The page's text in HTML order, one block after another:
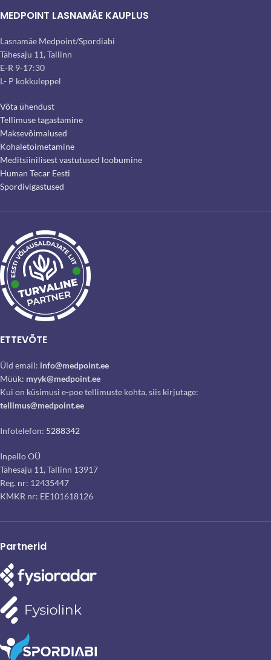
MEDPOINT LASNAMÄE KAUPLUS
Lasnamäe Medpoint/Spordiabi
Tähesaju 11, Tallinn
E-R 9-17:30
L- P kokkuleppel
Võta ühendust
Tellimuse tagastamine
Maksevõimalused
Kohaletoimetamine
Meditsiinilisest vastutused loobumine
Human Tecar Eesti
Spordivigastused
ETTEVÕTE
Üld email: info@medpoint.ee
Müük: myyk@medpoint.ee
Kui on küsimusi e-poe tellimuste kohta, siis kirjutage:
tellimus@medpoint.ee
Infotelefon: 5288342
Inpello OÜ
Tähesaju 11, Tallinn 13917
Reg. nr: 12435447
KMKR nr: EE101618126
Partnerid